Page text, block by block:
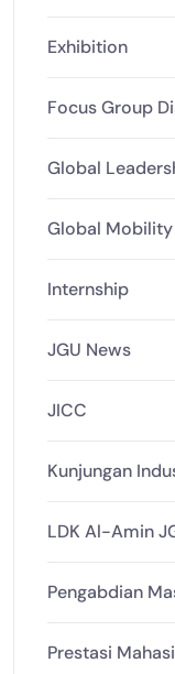
Exhibition
Focus Group
Global
Global Mobility
Internship
JGU News
JICC
Kunjungan
LDK Al-Amin
Pengabdian
Prestasi